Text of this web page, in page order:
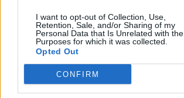
I want to opt-out of Collection, Use,
Retention, Sale, and/or Sharing of my
Personal Data that Is Unrelated with the
Purposes for which it was collected.
Opted Out
CONFIRM
ad